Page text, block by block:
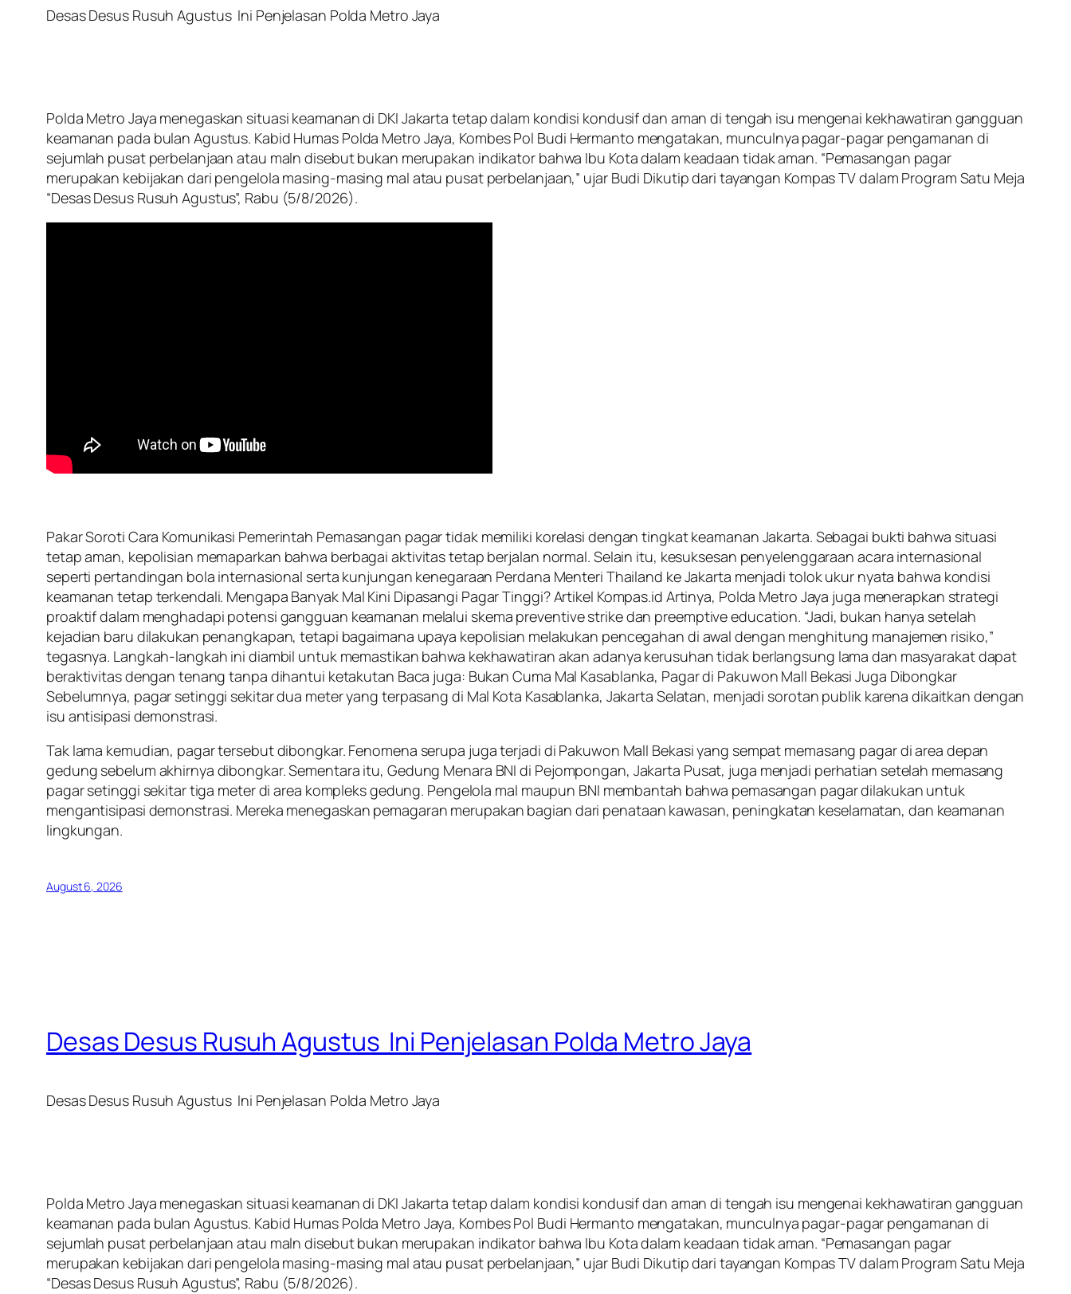
Desas Desus Rusuh Agustus Ini Penjelasan Polda Metro Jaya
Polda Metro Jaya menegaskan situasi keamanan di DKI Jakarta tetap dalam kondisi kondusif dan aman di tengah isu mengenai kekhawatiran gangguan
keamanan pada bulan Agustus. Kabid Humas Polda Metro Jaya, Kombes Pol Budi Hermanto mengatakan, munculnya pagar-pagar pengamanan di
sejumlah pusat perbelanjaan atau maln disebut bukan merupakan indikator bahwa Ibu Kota dalam keadaan tidak aman. “Pemasangan pagar
merupakan kebijakan dari pengelola masing-masing mal atau pusat perbelanjaan,” ujar Budi Dikutip dari tayangan Kompas TV dalam Program Satu Meja
“Desas Desus Rusuh Agustus”, Rabu (5/8/2026).
Pakar Soroti Cara Komunikasi Pemerintah Pemasangan pagar tidak memiliki korelasi dengan tingkat keamanan Jakarta. Sebagai bukti bahwa situasi
tetap aman, kepolisian memaparkan bahwa berbagai aktivitas tetap berjalan normal. Selain itu, kesuksesan penyelenggaraan acara internasional
seperti pertandingan bola internasional serta kunjungan kenegaraan Perdana Menteri Thailand ke Jakarta menjadi tolok ukur nyata bahwa kondisi
keamanan tetap terkendali. Mengapa Banyak Mal Kini Dipasangi Pagar Tinggi? Artikel Kompas.id Artinya, Polda Metro Jaya juga menerapkan strategi
proaktif dalam menghadapi potensi gangguan keamanan melalui skema preventive strike dan preemptive education. “Jadi, bukan hanya setelah
kejadian baru dilakukan penangkapan, tetapi bagaimana upaya kepolisian melakukan pencegahan di awal dengan menghitung manajemen risiko,”
tegasnya. Langkah-langkah ini diambil untuk memastikan bahwa kekhawatiran akan adanya kerusuhan tidak berlangsung lama dan masyarakat dapat
beraktivitas dengan tenang tanpa dihantui ketakutan Baca juga: Bukan Cuma Mal Kasablanka, Pagar di Pakuwon Mall Bekasi Juga Dibongkar
Sebelumnya, pagar setinggi sekitar dua meter yang terpasang di Mal Kota Kasablanka, Jakarta Selatan, menjadi sorotan publik karena dikaitkan dengan
isu antisipasi demonstrasi.
Tak lama kemudian, pagar tersebut dibongkar. Fenomena serupa juga terjadi di Pakuwon Mall Bekasi yang sempat memasang pagar di area depan
gedung sebelum akhirnya dibongkar. Sementara itu, Gedung Menara BNI di Pejompongan, Jakarta Pusat, juga menjadi perhatian setelah memasang
pagar setinggi sekitar tiga meter di area kompleks gedung. Pengelola mal maupun BNI membantah bahwa pemasangan pagar dilakukan untuk
mengantisipasi demonstrasi. Mereka menegaskan pemagaran merupakan bagian dari penataan kawasan, peningkatan keselamatan, dan keamanan
lingkungan.
August 6, 2026
Desas Desus Rusuh Agustus Ini Penjelasan Polda Metro Jaya
Desas Desus Rusuh Agustus Ini Penjelasan Polda Metro Jaya
Polda Metro Jaya menegaskan situasi keamanan di DKI Jakarta tetap dalam kondisi kondusif dan aman di tengah isu mengenai kekhawatiran gangguan
keamanan pada bulan Agustus. Kabid Humas Polda Metro Jaya, Kombes Pol Budi Hermanto mengatakan, munculnya pagar-pagar pengamanan di
sejumlah pusat perbelanjaan atau maln disebut bukan merupakan indikator bahwa Ibu Kota dalam keadaan tidak aman. “Pemasangan pagar
merupakan kebijakan dari pengelola masing-masing mal atau pusat perbelanjaan,” ujar Budi Dikutip dari tayangan Kompas TV dalam Program Satu Meja
“Desas Desus Rusuh Agustus”, Rabu (5/8/2026).